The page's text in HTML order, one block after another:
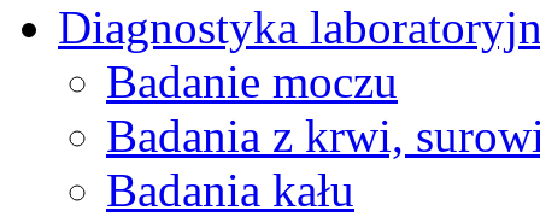
Diagnostyka
Badanie moczu
Badania z krwi,
Badania kału